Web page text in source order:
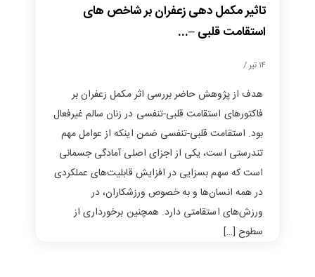
تاثیر مکمل دهی زعفران بر شاخص های
استقامت قلبی –...
۱۴ تیر /
هدف از پژوهش حاضر بررسی اثر مکمل زعفران بر
فاکتورهای استقامت قلبی-تنفسی در زنان سالم غیرفعال
بود. استقامت قلبی-تنفسی ضمن اینکه از عوامل مهم
تندرستی است، یکی از اجزای اصلی آمادگی جسمانی
است که سهم بسزایی در افزایش قابلیت‌های عملکردی
در همه انسان‌ها و به خصوص ورزشکاران، در
ورزش‌های استقامتی دارد. همچنین برخورداری از
سطوح […]